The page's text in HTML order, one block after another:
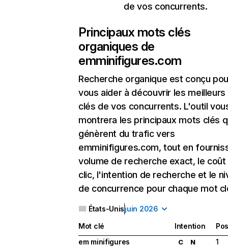
de vos concurrents.
Principaux mots clés
organiques de
emminifigures.com
Recherche organique est conçu
vous aider à découvrir les
clés de vos concurrents. L'outil
montrera les principaux mots clés
génèrent du trafic vers
emminifigures.com, tout en
volume de recherche exact, le coût
clic, l'intention de recherche et le
de concurrence pour chaque mot
États-Unisjuin 2026
Mot clé Intention
em minifigures
C N
1